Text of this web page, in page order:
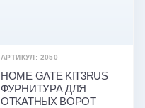
АРТИКУЛ: 2050
HOME GATE KIT3RUS
ФУРНИТУРА ДЛЯ
ОТКАТНЫХ ВОРОТ